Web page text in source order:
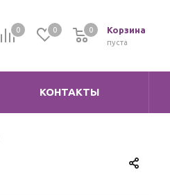
0 0 Корзина
0
пуста
0
КОНТАКТЫ